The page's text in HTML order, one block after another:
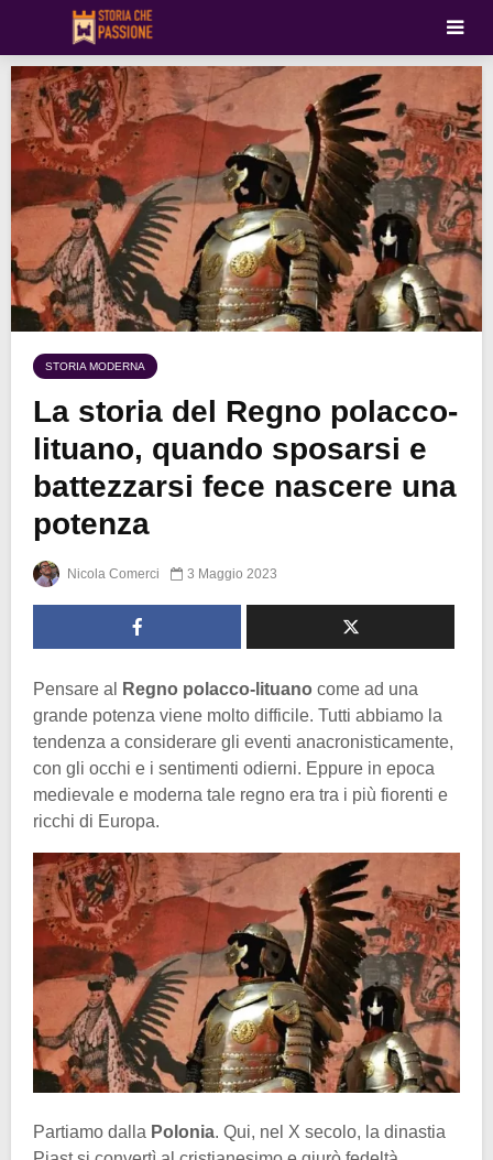
STORIA MODERNA
La storia del Regno polacco-
lituano, quando sposarsi e
battezzarsi fece nascere una
potenza
Nicola Comerci 3 Maggio 2023
Pensare al Regno polacco-lituano come ad una
grande potenza viene molto difficile. Tutti abbiamo la
tendenza a considerare gli eventi anacronisticamente,
con gli occhi e i sentimenti odierni. Eppure in epoca
medievale e moderna tale regno era tra i più fiorenti e
ricchi di Europa.
Partiamo dalla Polonia. Qui, nel X secolo, la dinastia